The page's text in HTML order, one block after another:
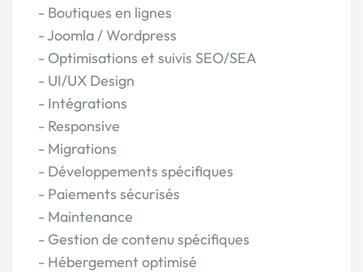
- Boutiques en lignes
- Joomla / Wordpress
- Optimisations et suivis SEO/SEA
- UI/UX Design
- Intégrations
- Responsive
- Migrations
- Développements spécifiques
- Paiements sécurisés
- Maintenance
- Gestion de contenu spécifiques
- Hébergement optimisé